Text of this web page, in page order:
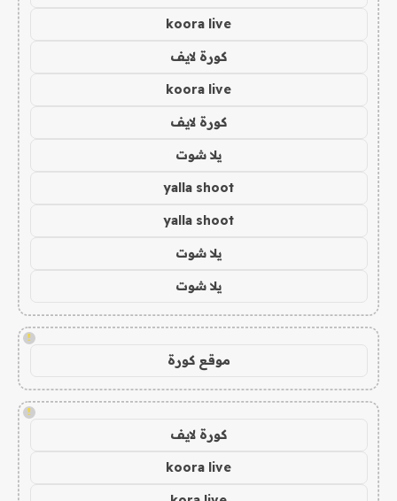
koora live
كورة لايف
koora live
كورة لايف
يلا شوت
yalla shoot
yalla shoot
يلا شوت
يلا شوت
!
موقع كورة
!
كورة لايف
koora live